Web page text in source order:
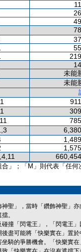
未能
未能
」；「M」則代表「任何
神聖」，當時「鑽飾神聖」
。
撞「閃電王」，「閃電王
盡可能將「快樂實在」置
坐騎的爭勝機會。「快樂實